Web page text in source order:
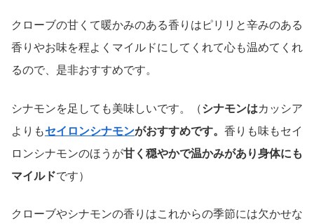
クローブの甘くて暖かみのある香りはピリリと辛みのある
香りやお味を程よくマイルドにしてくれて心も温めてくれ
るので、是非おすすめです。
シナモンを足しても美味しいです。（シナモンはカッシア
よりもセイロンシナモンがおすすめです。 香りも味もセイ
ロンシナモンのほうが甘く穏やかで温かみがあり身体にも
マイルドです）
クローブやシナモンの香りはこれからの季節には欠かせな